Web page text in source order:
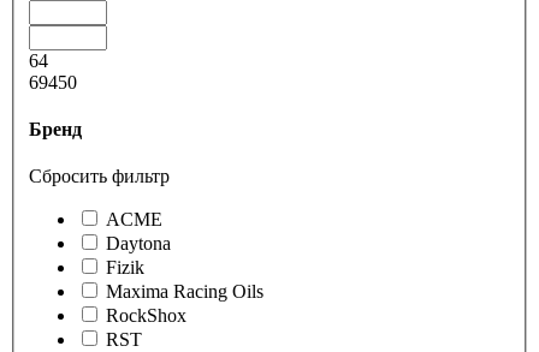
64
69450
Бренд
Сбросить фильтр
ACME
Daytona
Fizik
Maxima Racing Oils
RockShox
RST